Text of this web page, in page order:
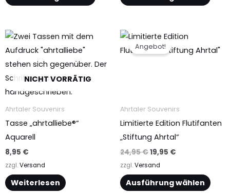
NICHT VORRÄTIG
Ahrtaler Souvenirs
Tasse „ahrtalliebe®“
Aquarell
8,95 €
zzgl.Versand
Weiterlesen
Angebot!
Ahrtaler Souvenirs
Limitierte Edition Flutifanten
„Stiftung Ahrtal“
24,95€
Ursprünglicher
Preis
war:
19,95 €
Aktueller
Preis
ist:
zzgl.Versand
Ausführung wählen
Dieses
Produkt
auf.
Die
Optionen
können
auf
der
Produktseite